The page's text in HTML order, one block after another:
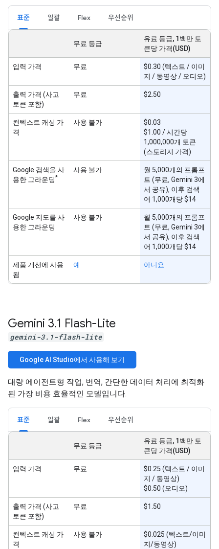
표준 일괄 Flex 우선순위
무료 등급
유료 등급, 1백만 토
큰당 가격(USD)
입력 가격 무료
$0.30 (텍스트 / 이미
지 / 동영상 / 오디오)
출력 가격 (사고
토큰 포함)
무료 $2.50
컨텍스트 캐싱 가
격
사용 불가
$0.03
$1.00 / 시간당
1,000,000개 토큰
(스토리지 가격)
Google 검색을 사
용한 그라운딩*
사용 불가
월 5,000개의 프롬프
트 (무료, Gemini 3에
서 공유), 이후 검색
어 1,000개당 $14
Google 지도를 사
용한 그라운딩
사용 불가
월 5,000개의 프롬프
트 (무료, Gemini 3에
서 공유), 이후 검색
어 1,000개당 $14
제품 개선에 사용
됨
예 아니요
Gemini 3.1 Flash-Lite
gemini-3.1-flash-lite
Google AI Studio에서 사용해 보기
대량 에이전트형 작업, 번역, 간단한 데이터 처리에 최적화
된 가장 비용 효율적인 모델입니다.
표준 일괄 Flex 우선순위
무료 등급
유료 등급, 1백만 토
큰당 가격(USD)
입력 가격 무료
$0.25 (텍스트 / 이미
지 / 동영상)
$0.50 (오디오)
출력 가격 (사고
토큰 포함)
무료 $1.50
컨텍스트 캐싱 가
격
사용 불가
$0.025 (텍스트/이미
지/동영상)